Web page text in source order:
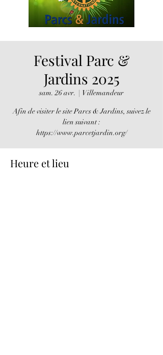
Festival Parc &
Jardins 2025
sam. 26 avr.
  |
Villemandeur
Afin de visiter le site Parcs & Jardins, suivez le
lien suivant :
https://www.parcetjardin.org/
Heure et lieu